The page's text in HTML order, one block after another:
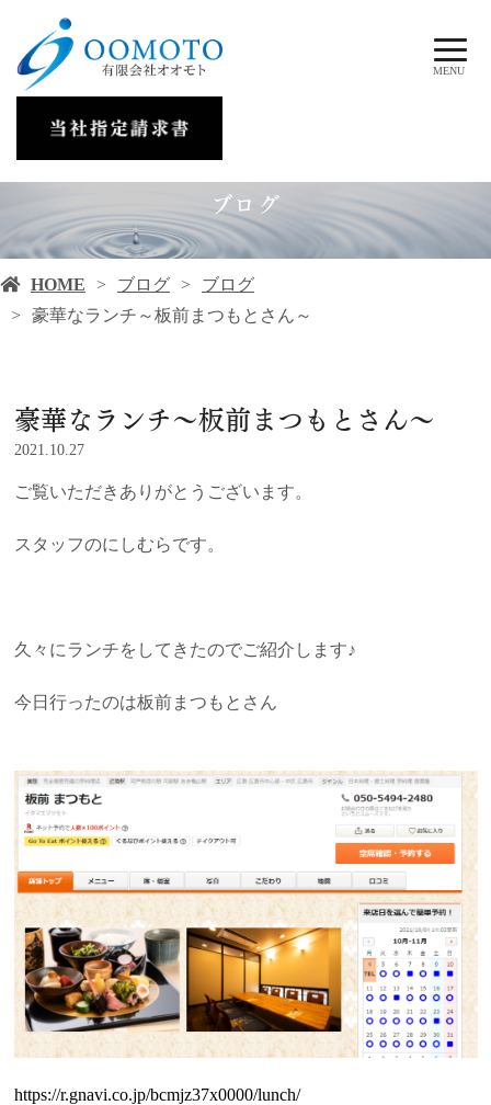
MENU
ブログ
HOME ブログ
ブログ
豪華なランチ～板前まつもとさん～
豪華なランチ～板前まつもとさん～
2021.10.27
ご覧いただきありがとうございます。
スタッフのにしむらです。
久々にランチをしてきたのでご紹介します♪
今日行ったのは板前まつもとさん
https://r.gnavi.co.jp/bcmjz37x0000/lunch/